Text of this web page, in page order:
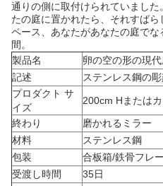
通りの側に取付けられていまし
たの庭に置かれたら、それすば
ペース、あなたがあなたの庭で
間。
製品名
卵の空の形の現
記述
ステンレス鋼の彫
プロダクト サ
イズ
200cm Hまたは
終わり
磨かれるミラー
材料
ステンレス鋼
包装
合板箱/鉄骨フレ
受渡し時間
35日